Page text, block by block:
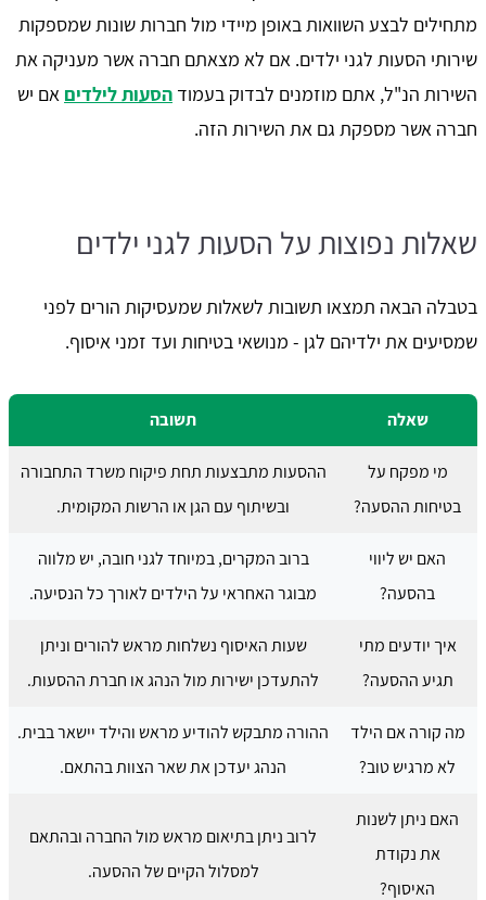
מתחילים לבצע השוואות באופן מיידי מול חברות שונות שמספקות
שירותי הסעות לגני ילדים. אם לא מצאתם חברה אשר מעניקה את
השירות הנ"ל, אתם מוזמנים לבדוק בעמוד הסעות לילדים אם יש
חברה אשר מספקת גם את השירות הזה.
שאלות נפוצות על הסעות לגני ילדים
בטבלה הבאה תמצאו תשובות לשאלות שמעסיקות הורים לפני
שמסיעים את ילדיהם לגן - מנושאי בטיחות ועד זמני איסוף.
שאלה תשובה
מי מפקח על
בטיחות ההסעה?
ההסעות מתבצעות תחת פיקוח משרד התחבורה
ובשיתוף עם הגן או הרשות המקומית.
האם יש ליווי
בהסעה?
ברוב המקרים, במיוחד לגני חובה, יש מלווה
מבוגר האחראי על הילדים לאורך כל הנסיעה.
איך יודעים מתי
תגיע ההסעה?
שעות האיסוף נשלחות מראש להורים וניתן
להתעדכן ישירות מול הנהג או חברת ההסעות.
מה קורה אם הילד
לא מרגיש טוב?
ההורה מתבקש להודיע מראש והילד יישאר בבית.
הנהג יעדכן את שאר הצוות בהתאם.
האם ניתן לשנות
את נקודת
האיסוף?
לרוב ניתן בתיאום מראש מול החברה ובהתאם
למסלול הקיים של ההסעה.